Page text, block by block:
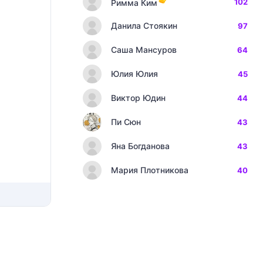
Римма Ким
Данила Стоякин 97
Саша Мансуров 64
Юлия Юлия 45
Виктор Юдин 44
Пи Сюн 43
Яна Богданова 43
Мария Плотникова 40